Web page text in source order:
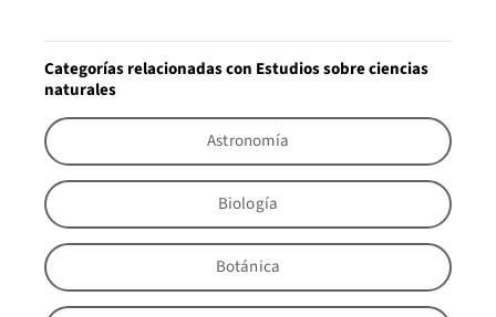
Categorías relacionadas con Estudios sobre ciencias
naturales
Astronomía
Biología
Botánica